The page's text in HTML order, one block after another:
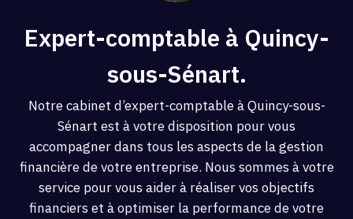
Expert-comptable à Quincy-
sous-Sénart.
Notre cabinet d’expert-comptable à Quincy-sous-
Sénart est à votre disposition pour vous
accompagner dans tous les aspects de la gestion
financière de votre entreprise. Nous sommes à votre
service pour vous aider à réaliser vos objectifs
financiers et à optimiser la performance de votre